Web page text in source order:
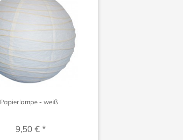
Papierlampe - weiß
9,50 € *